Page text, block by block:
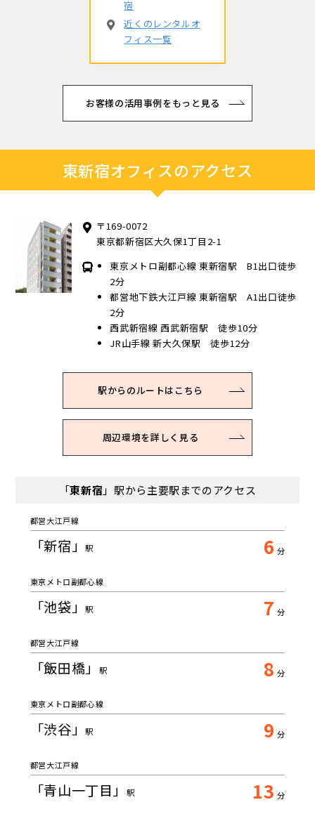
宿
近くのレンタルオ
フィス一覧
お客様の活用事例をもっと見る
東新宿オフィスのアクセス
〒169-0072
東京都新宿区大久保1丁目2-1
東京メトロ副都心線 東新宿駅 B1出口徒歩
2分
都営地下鉄大江戸線 東新宿駅 A1出口徒歩
2分
西武新宿線 西武新宿駅 徒歩10分
JR山手線 新大久保駅 徒歩12分
駅からのルートはこちら
周辺環境を詳しく見る
「東新宿 」駅から主要駅までのアクセス
都営大江戸線
「新宿」駅 6 分
東京メトロ副都心線
「池袋」駅 7 分
都営大江戸線
「飯田橋」 駅 8 分
東京メトロ副都心線
「渋谷」駅 9 分
都営大江戸線
「青山一丁目」駅 13 分